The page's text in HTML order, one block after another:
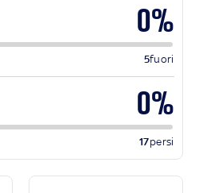
0%
5fuori
0%
17persi